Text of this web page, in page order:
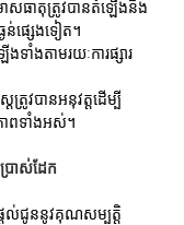
សធាតុត្រូវបានតំឡើងនិង
ផ្សេងទៀត។
ងទាំងតាមរយៈការផ្សារ
ត្រូវបានអនុវត្តដើម្បី
ភាពទាំងអស់។
រាស់ដែក
តល់ជូននូវគុណសម្បត្តិ